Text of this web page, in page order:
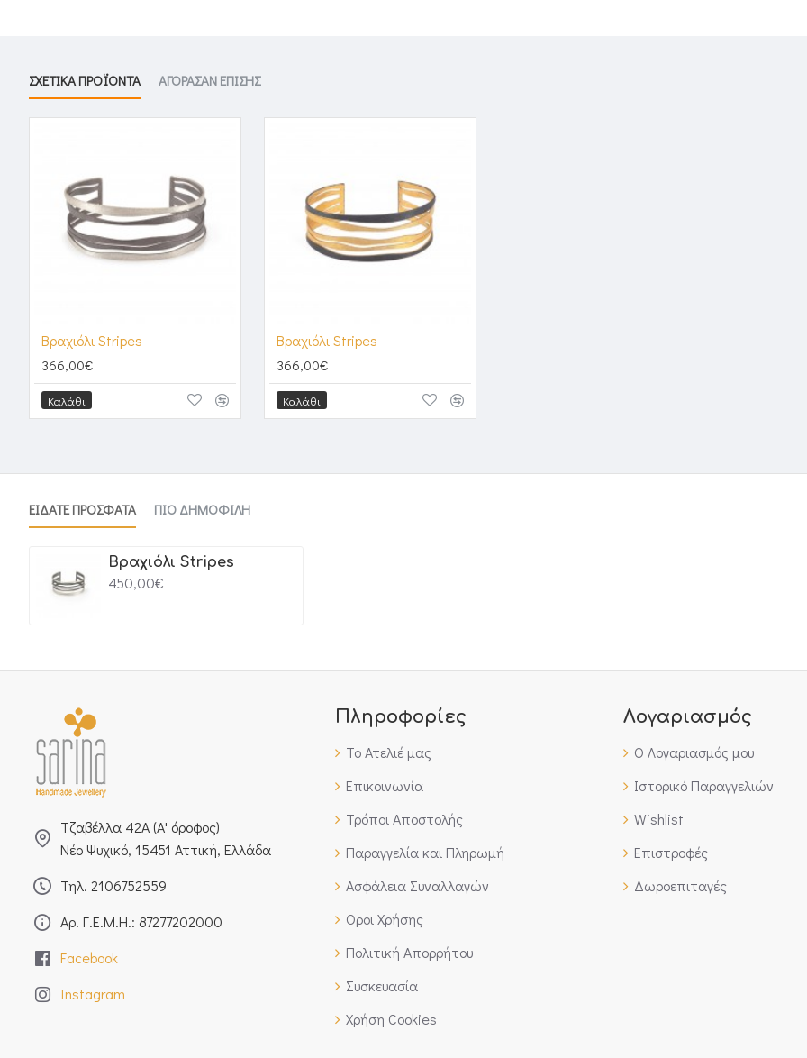
ΣΧΕΤΙΚΑ ΠΡΟΪΟΝΤΑ ΑΓΟΡΑΣΑΝ ΕΠΙΣΗΣ
Βραχιόλι Stripes
366,00€
Καλάθι
Βραχιόλι Stripes
366,00€
Καλάθι
ΕΙΔΑΤΕ ΠΡΟΣΦΑΤΑ ΠΙΟ ΔΗΜΟΦΙΛΗ
Βραχιόλι Stripes
450,00€
Τζαβέλλα 42Α (Α' όροφος)
Νέο Ψυχικό, 15451 Αττική, Ελλάδα
Τηλ. 2106752559
Αρ. Γ.Ε.Μ.Η.: 87277202000
Facebook
Instagram
Πληροφορίες
Το Ατελιέ μας
Επικοινωνία
Τρόποι Αποστολής
Παραγγελία και Πληρωμή
Ασφάλεια Συναλλαγών
Οροι Χρήσης
Πολιτική Απορρήτου
Συσκευασία
Χρήση Cookies
Λογαριασμός
Ο Λογαριασμός μου
Ιστορικό Παραγγελιών
Wishlist
Επιστροφές
Δωροεπιταγές